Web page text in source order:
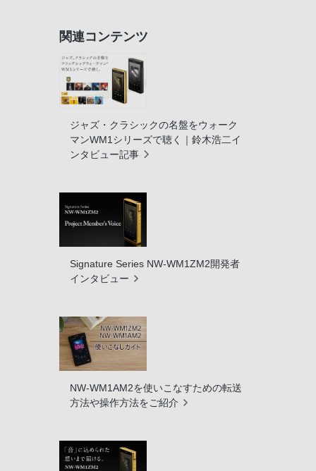
関連コンテンツ
ジャズ・クラシックの名盤をウォーク
マンWM1シリーズで聴く｜鈴木浩二イ
ンタビュー記事
Signature Series NW-WM1ZM2開発者
インタビュー
NW-WM1AM2を使いこなすための転送
方法や操作方法をご紹介